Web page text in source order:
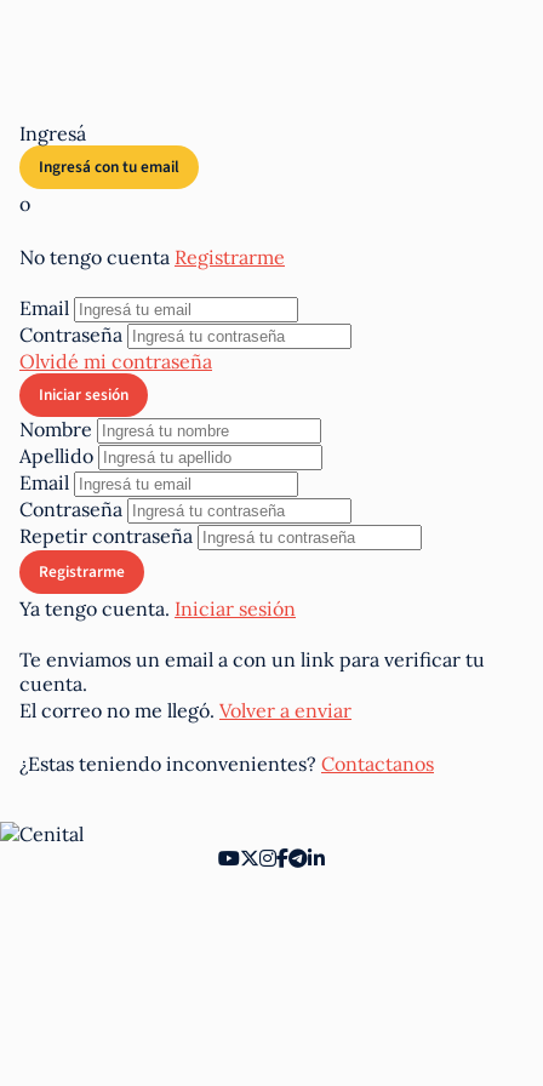
Ingresá
o
No tengo cuenta Registrarme
Email
Contraseña
Olvidé mi contraseña
Nombre
Apellido
Email
Contraseña
Repetir contraseña
Ya tengo cuenta. Iniciar sesión
Te enviamos un email a con un link para verificar tu
cuenta.
El correo no me llegó. Volver a enviar
¿Estas teniendo inconvenientes? Contactanos